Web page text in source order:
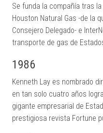
Se funda la compañía tras
Houston Natural Gas -de la
Consejero Delegado- e
transporte de gas de
1986
Kenneth Lay es nombrado
en tan solo cuatro años
gigante empresarial de
prestigiosa revista Fortune